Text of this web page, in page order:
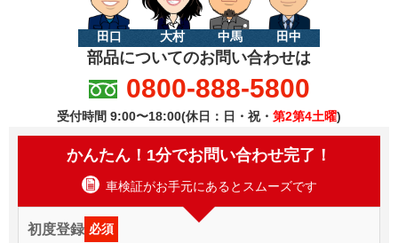
田口 大村 中馬 田中
部品についてのお問い合わせは
0800-888-5800
受付時間 9:00〜18:00(休日：日・祝・ 第2第4土曜)
かんたん！1分でお問い合わせ完了！
車検証がお手元にあるとスムーズです
初度登録 必須